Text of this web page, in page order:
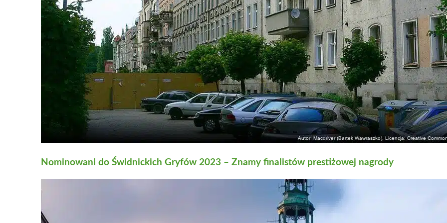
Nominowani do Świdnickich Gryfów 2023 – Znamy finalistów prestiżowej nagrody